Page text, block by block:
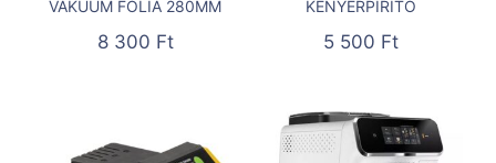
VÁKUUM FÓLIA 280MM
8 300 Ft
KENYÉRPIRÍTÓ
5 500 Ft